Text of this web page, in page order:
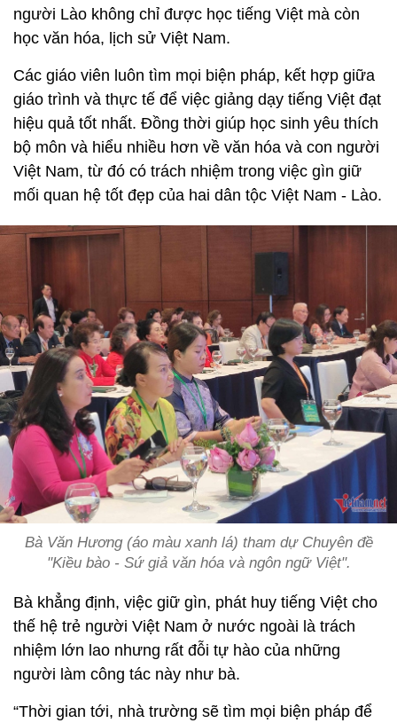
người Lào không chỉ được học tiếng Việt mà còn
học văn hóa, lịch sử Việt Nam.
Các giáo viên luôn tìm mọi biện pháp, kết hợp giữa
giáo trình và thực tế để việc giảng dạy tiếng Việt đạt
hiệu quả tốt nhất. Đồng thời giúp học sinh yêu thích
bộ môn và hiểu nhiều hơn về văn hóa và con người
Việt Nam, từ đó có trách nhiệm trong việc gìn giữ
mối quan hệ tốt đẹp của hai dân tộc Việt Nam - Lào.
Bà Văn Hương (áo màu xanh lá) tham dự Chuyên đề
"Kiều bào - Sứ giả văn hóa và ngôn ngữ Việt".
Bà khẳng định, việc giữ gìn, phát huy tiếng Việt cho
thế hệ trẻ người Việt Nam ở nước ngoài là trách
nhiệm lớn lao nhưng rất đỗi tự hào của những
người làm công tác này như bà.
“Thời gian tới, nhà trường sẽ tìm mọi biện pháp để